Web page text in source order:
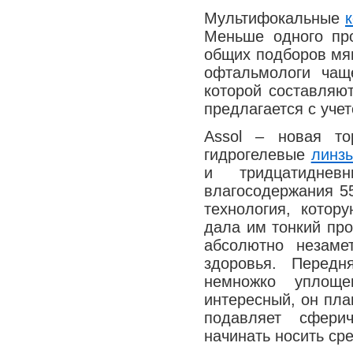
Мультифокальные
Меньше одного
общих подборов
офтальмологи
которой
предлагается с
As­sol – новая
гидрогелевые
и
влагосодержания
технология,
дала им тонкий
абсолютно
здоровья.
немножко
интересный, он
подавляет
начинать носить